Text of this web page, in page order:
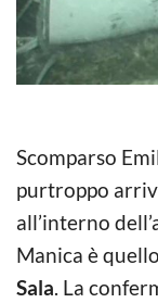
Scomparso
purtroppo
all’interno
Manica è
Sala. La